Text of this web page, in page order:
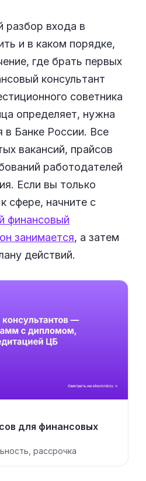
входа в
и в каком порядке,
где брать первых
консультант
советника
определяет, нужна
в Банке России. Все
вакансий, прайсов
работодателей
Если вы только
сфере, начните с
финансовый
занимается, а затем
действий.
для финансовых
рассрочка